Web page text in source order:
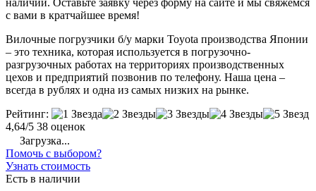
наличии. Оставьте заявку через форму на сайте и мы свяжемся
с вами в кратчайшее время!
Вилочные погрузчики б/у марки Toyota производства Японии
– это техника, которая используется в погрузочно-
разгрузочных работах на территориях производственных
цехов и предприятий позвонив по телефону. Наша цена –
всегда в рублях и одна из самых низких на рынке.
Рейтинг:
4,64/5 38 оценок
Загрузка...
Помочь с выбором?
Узнать стоимость
Есть в наличии